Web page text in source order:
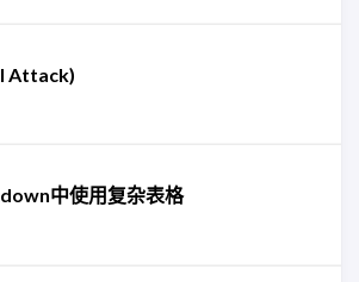
Attack)
中使用复杂表格